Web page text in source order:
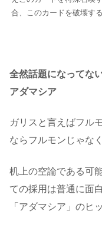
合、このカードを破壊する
全然話題になってな
アダマシア
ガリスと言えばフル
ならフルモンじゃな
机上の空論である可
ての採用は普通に面
「アダマシア」のヒ